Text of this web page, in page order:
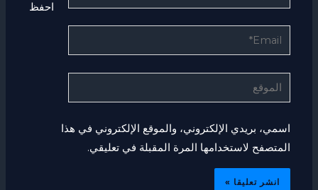
Email*
الموقع
احفظ
اسمي، بريدي الإلكتروني، والموقع الإلكتروني في هذا
المتصفح لاستخدامها المرة المقبلة في تعليقي.